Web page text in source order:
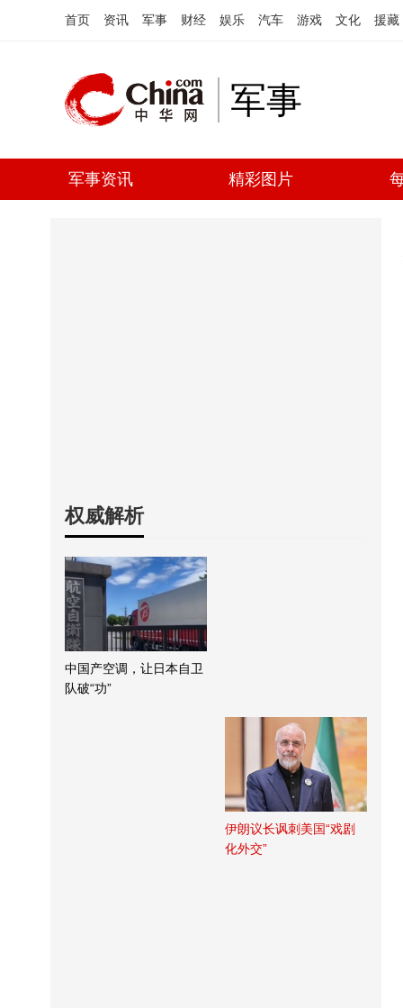
首页 资讯 军事 财经 娱乐 汽车 游戏 文化 援藏
军事
军事资讯 精彩图片
权威解析
中国产空调，让日本自卫
队破“功”
伊朗议长讽刺美国“戏剧
化外交”